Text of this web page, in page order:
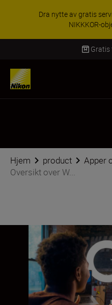
ACCESSORY
utvalgt tilbehør, gjør
Hjem product
Apper
Oversikt over W...